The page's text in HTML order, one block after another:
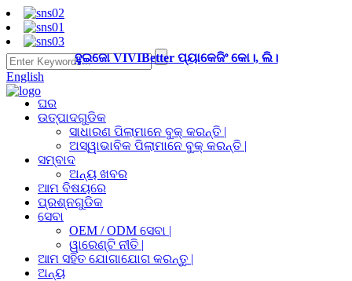
English
ହୁଇଜୋ VIVIBetter ପ୍ୟାକେଜିଂ କୋ।, ଲି।
ଘର
ଉତ୍ପାଦଗୁଡିକ
ସାଧାରଣ ପିଲାମାନେ ବୁକ୍ କରନ୍ତି |
ଅସ୍ୱାଭାବିକ ପିଲାମାନେ ବୁକ୍ କରନ୍ତି |
ସମ୍ବାଦ
ଅନ୍ୟ ଖବର
ଆମ ବିଷୟରେ
ପ୍ରଶ୍ନଗୁଡିକ
ସେବା
OEM / ODM ସେବା |
ୱାରେଣ୍ଟି ନୀତି |
ଆମ ସହିତ ଯୋଗାଯୋଗ କରନ୍ତୁ |
ଅନ୍ୟ